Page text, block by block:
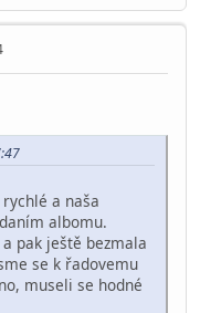
a naša
albomu.
pak ještě bezmala
se k řadovemu
museli se hodné